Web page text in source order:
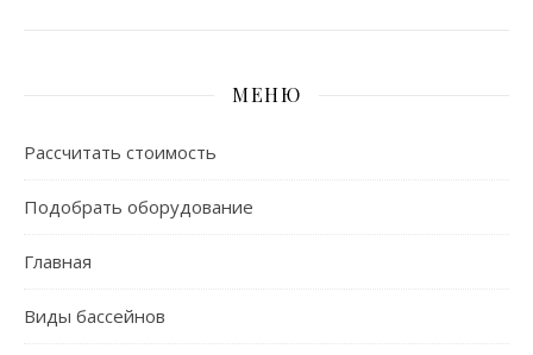
МЕНЮ
Рассчитать стоимость
Подобрать оборудование
Главная
Виды бассейнов